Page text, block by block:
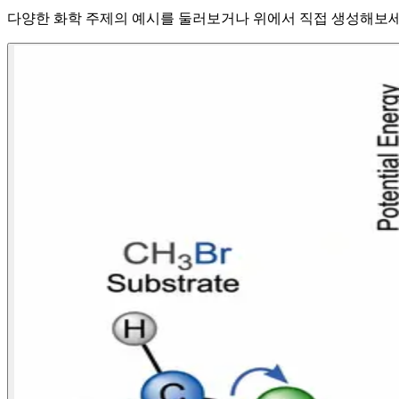
다양한 화학 주제의 예시를 둘러보거나 위에서 직접 생성해보